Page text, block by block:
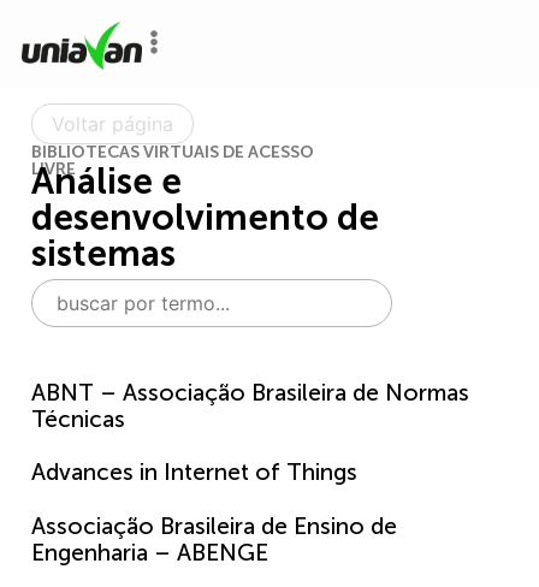
Voltar página
BIBLIOTECAS VIRTUAIS DE ACESSO
LIVRE
Análise e
desenvolvimento de
sistemas
ABNT – Associação Brasileira de Normas
Técnicas
Advances in Internet of Things
Associação Brasileira de Ensino de
Engenharia – ABENGE